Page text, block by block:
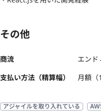
その他
商流
エン
支払い方法（精算幅）
月額（
アジャイルを取り入れている